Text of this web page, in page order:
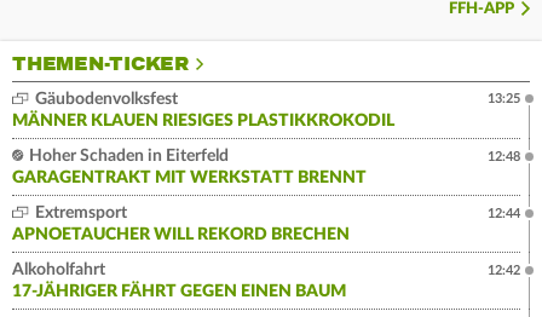
FFH-APP
THEMEN-TICKER
Gäubodenvolksfest
MÄNNER KLAUEN RIESIGES PLASTIKKROKODIL
13:25
Hoher Schaden in Eiterfeld
GARAGENTRAKT MIT WERKSTATT BRENNT
12:48
Extremsport
APNOETAUCHER WILL REKORD BRECHEN
12:44
Alkoholfahrt
17-JÄHRIGER FÄHRT GEGEN EINEN BAUM
12:42